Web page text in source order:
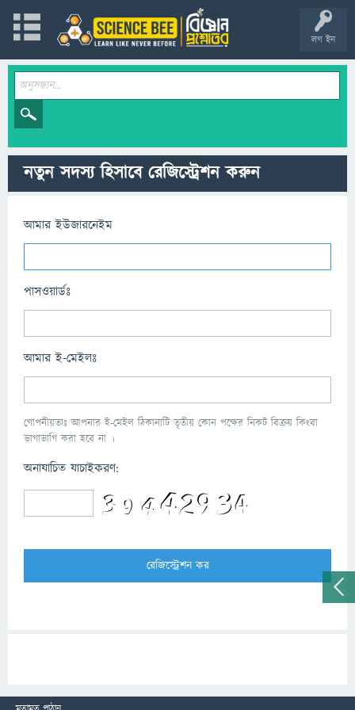
লগ ইন
নতুন সদস্য হিসাবে রেজিস্ট্রেশন করুন
আমার ইউজারনেইম
পাসওয়ার্ডঃ
আমার ই-মেইলঃ
গোপনীয়তাঃ আপনার ই-মেইল ঠিকানাটি তৃতীয় কোন পক্ষের নিকট বিক্রয় কিংবা
ভাগাভাগি করা হবে না ।
অনাযাচিত যাচাইকরণ: